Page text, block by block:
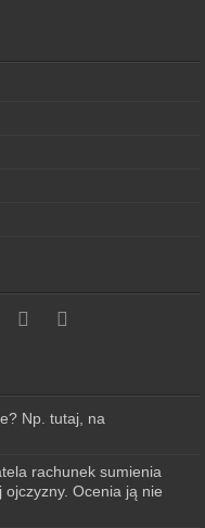
Np. tutaj, na
rachunek sumienia
Ocenia ją nie